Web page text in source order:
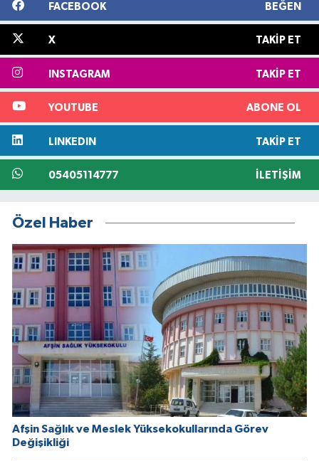
FACEBOOK BEĞEN
X TAKIP ET
INSTAGRAM TAKIP ET
YOUTUBE ABONE OL
LINKEDIN TAKIP ET
05405114777 İLETIŞIM
Özel Haber
Afşin Sağlık ve Meslek Yüksekokullarında Görev
Değişikliği